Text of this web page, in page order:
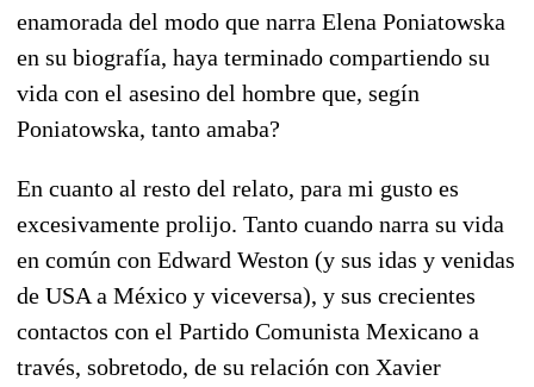
enamorada del modo que narra Elena Poniatowska
en su biografía, haya terminado compartiendo su
vida con el asesino del hombre que, segín
Poniatowska, tanto amaba?
En cuanto al resto del relato, para mi gusto es
excesivamente prolijo. Tanto cuando narra su vida
en común con Edward Weston (y sus idas y venidas
de USA a México y viceversa), y sus crecientes
contactos con el Partido Comunista Mexicano a
través, sobretodo, de su relación con Xavier